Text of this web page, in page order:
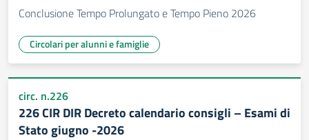
Conclusione Tempo Prolungato e Tempo Pieno 2026
Circolari per alunni e famiglie
circ. n.226
226 CIR DIR Decreto calendario consigli – Esami di
Stato giugno -2026